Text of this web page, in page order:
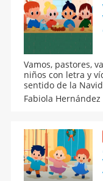
Vamos, pastores,
niños con letra y
sentido de la
que los niños
perderse,
Fabiola Hernández